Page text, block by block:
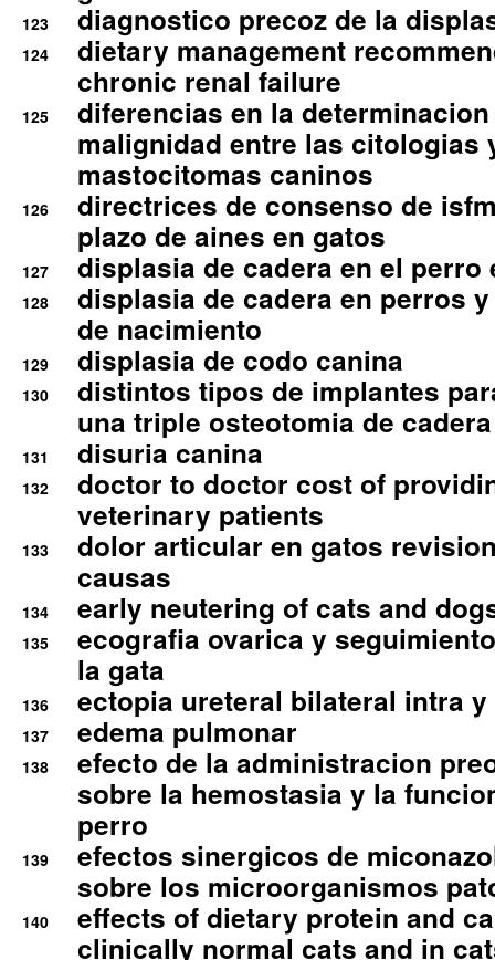
123 diagnostico precoz de la
124
dietary management
chronic renal failure
125
diferencias en la
malignidad entre las citologias
mastocitomas caninos
126
directrices de consenso de
plazo de aines en gatos
127 displasia de cadera en el perro
128
displasia de cadera en perros
de nacimiento
129 displasia de codo canina
130
distintos tipos de implantes
una triple osteotomia de cadera
131 disuria canina
132
doctor to doctor cost of
veterinary patients
133
dolor articular en gatos
causas
134 early neutering of cats and
135
ecografia ovarica y
la gata
136 ectopia ureteral bilateral intra
137 edema pulmonar
138
efecto de la administracion
sobre la hemostasia y la
perro
139
efectos sinergicos de
sobre los microorganismos
140
effects of dietary protein and
clinically normal cats and in